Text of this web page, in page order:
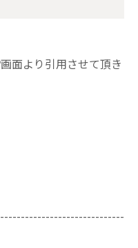
面より引用させて頂き